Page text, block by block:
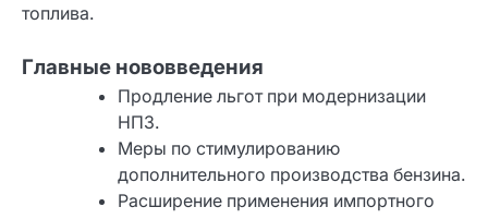
топлива.
Главные нововведения
Продление льгот при модернизации
НПЗ.
Меры по стимулированию
дополнительного производства бензина.
Расширение применения импортного